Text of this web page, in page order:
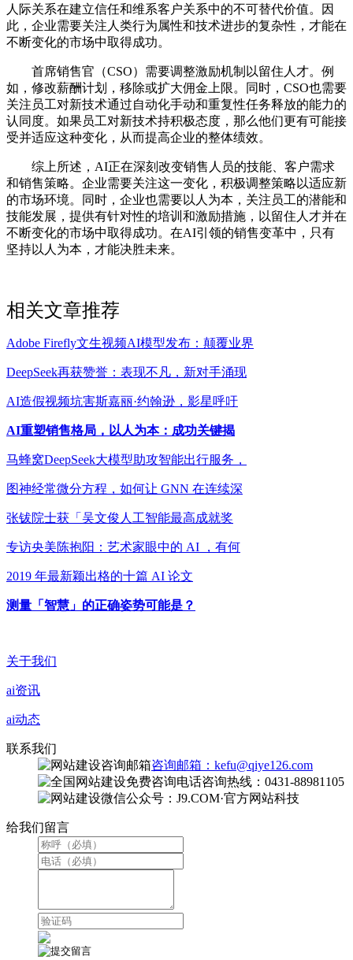
人际关系在建立信任和维系客户关系中的不可替代价值。因
此，企业需要关注人类行为属性和技术进步的复杂性，才能在
不断变化的市场中取得成功。
首席销售官（CSO）需要调整激励机制以留住人才。例
如，修改薪酬计划，移除或扩大佣金上限。同时，CSO也需要
关注员工对新技术通过自动化手动和重复性任务释放的能力的
认同度。如果员工对新技术持积极态度，那么他们更有可能接
受并适应这种变化，从而提高企业的整体绩效。
综上所述，AI正在深刻改变销售人员的技能、客户需求
和销售策略。企业需要关注这一变化，积极调整策略以适应新
的市场环境。同时，企业也需要以人为本，关注员工的潜能和
技能发展，提供有针对性的培训和激励措施，以留住人才并在
不断变化的市场中取得成功。在AI引领的销售变革中，只有
坚持以人为本，才能决胜未来。
相关文章推荐
Adobe Firefly文生视频AI模型发布：颠覆业界
DeepSeek再获赞誉：表现不凡，新对手涌现
AI造假视频坑害斯嘉丽·约翰逊，影星呼吁
AI重塑销售格局，以人为本：成功关键揭
马蜂窝DeepSeek大模型助攻智能出行服务，
图神经常微分方程，如何让 GNN 在连续深
张钹院士获「吴文俊人工智能最高成就奖
专访央美陈抱阳：艺术家眼中的 AI ，有何
2019 年最新颖出格的十篇 AI 论文
测量「智慧」的正确姿势可能是？
关于我们
ai资讯
ai动态
联系我们
咨询邮箱：kefu@qiye126.com
咨询热线：0431-88981105
微信公众号：J9.COM·官方网站科技
给我们留言